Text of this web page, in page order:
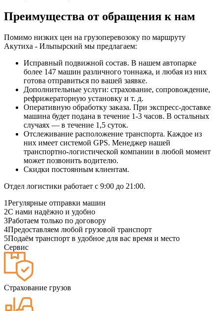
Преимущества от обращения к нам
Помимо низких цен на грузоперевозоку по маршруту
Акутиха - Ильпырский мы предлагаем:
Исправный подвижной состав. В нашем автопарке
более 147 машин различного тоннажа, и любая из них
готова отправиться по вашей заявке.
Дополнительные услуги: страхование, сопровождение,
рефрижераторную установку и т. д.
Оперативную обработку заказа. При экспресс-доставке
машина будет подана в течение 1-3 часов. В остальных
случаях — в течение 1,5 суток.
Отслеживание расположение транспорта. Каждое из
них имеет системой GPS. Менеджер нашей
транспортно-логистической компании в любой момент
может позвонить водителю.
Скидки постоянным клиентам.
Отдел логистики работает с 9:00 до 21:00.
1Регулярные отправки машин
2С нами надёжно и удобно
3Работаем только по договору
4Предоставляем любой грузовой транспорт
5Подаём транспорт в удобное для вас время и место
Сервис
Страхование грузов